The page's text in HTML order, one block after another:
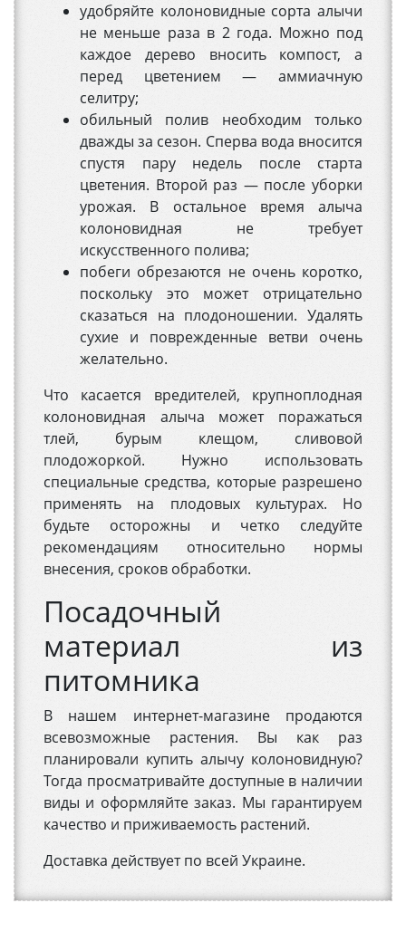
удобряйте колоновидные сорта алычи
не меньше раза в 2 года. Можно под
каждое дерево вносить компост, а
перед цветением — аммиачную
селитру;
обильный полив необходим только
дважды за сезон. Сперва вода вносится
спустя пару недель после старта
цветения. Второй раз — после уборки
урожая. В остальное время алыча
колоновидная не требует
искусственного полива;
побеги обрезаются не очень коротко,
поскольку это может отрицательно
сказаться на плодоношении. Удалять
сухие и поврежденные ветви очень
желательно.
Что касается вредителей, крупноплодная
колоновидная алыча может поражаться
тлей, бурым клещом, сливовой
плодожоркой. Нужно использовать
специальные средства, которые разрешено
применять на плодовых культурах. Но
будьте осторожны и четко следуйте
рекомендациям относительно нормы
внесения, сроков обработки.
Посадочный
материал из
питомника
В нашем интернет-магазине продаются
всевозможные растения. Вы как раз
планировали купить алычу колоновидную?
Тогда просматривайте доступные в наличии
виды и оформляйте заказ. Мы гарантируем
качество и приживаемость растений.
Доставка действует по всей Украине.